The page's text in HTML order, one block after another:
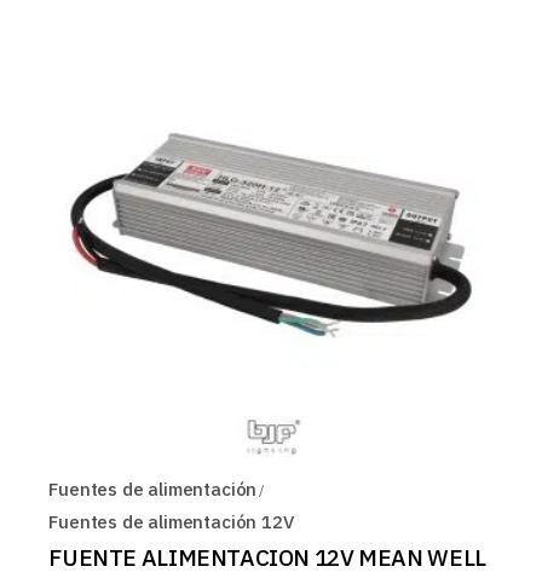
Fuentes de alimentación
Fuentes de alimentación 12V
FUENTE ALIMENTACION 12V MEAN WELL